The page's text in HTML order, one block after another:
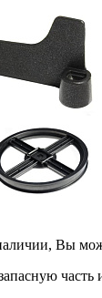
Вы
часть